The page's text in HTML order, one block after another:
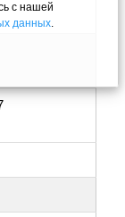
с нашей
данных.